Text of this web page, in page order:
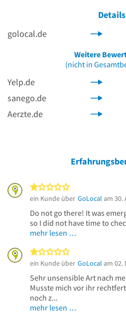
Details
golocal.de
Weitere
(nicht in
Yelp.de
sanego.de
Aerzte.de
ein Kunde über GoLocal am 30.
Do not go there! It was
so I did not have time to
mehr lesen …
ein Kunde über GoLocal am 02.
Sehr unsensible Art nach
Musste mich vor ihr
noch z...
mehr lesen …